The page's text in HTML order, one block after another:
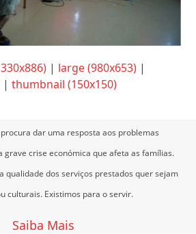
| large (980x653) |
|thumbnail (150x150)
dar uma resposta aos problemas
grave crise económica que afeta as famílias.
qualidade dos serviços prestados quer sejam
culturais. Existimos para o servir.
Saiba Mais